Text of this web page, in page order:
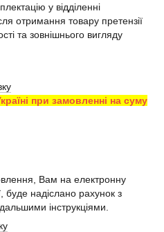
у відділенні
отримання товару претензії
та зовнішнього вигляду
при замовленні на суму
Вам на електронну
буде надіслано рахунок з
інструкціями.